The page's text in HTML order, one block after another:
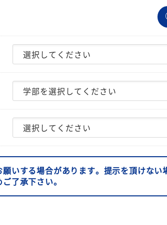
いする場合があります。提示を頂けな
了承下さい。